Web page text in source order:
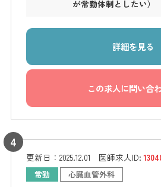
が常勤体制としたい）
詳細を見る
この求人に問い合
更新日： 2025.12.01 医師求人ID:
常勤 心臓血管外科